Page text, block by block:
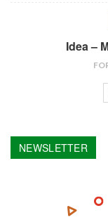
Idea –
NEWSLETTER